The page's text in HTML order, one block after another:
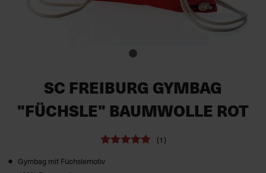
SC FREIBURG GYMBAG
"FÜCHSLE" BAUMWOLLE ROT
(1)
Gymbag mit Füchslemotiv